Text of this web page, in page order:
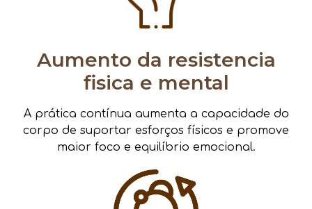
Aumento da resistencia
fisica e mental
A prática contínua aumenta a capacidade do
corpo de suportar esforços físicos e promove
maior foco e equilíbrio emocional.